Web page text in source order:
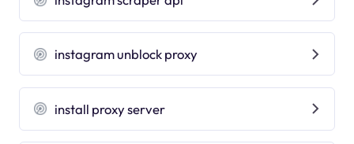
instagram unblock proxy
install proxy server